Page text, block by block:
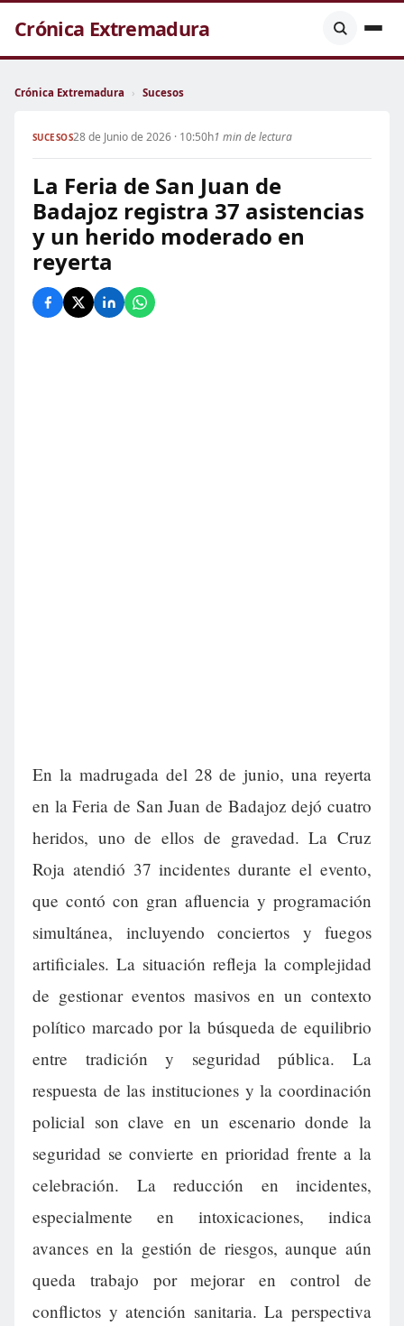
Crónica Extremadura
Crónica Extremadura › Sucesos
SUCESOS28 de Junio de 2026 · 10:50h1 min de lectura
La Feria de San Juan de
Badajoz registra 37 asistencias
y un herido moderado en
reyerta
En la madrugada del 28 de junio, una reyerta
en la Feria de San Juan de Badajoz dejó cuatro
heridos, uno de ellos de gravedad. La Cruz
Roja atendió 37 incidentes durante el evento,
que contó con gran afluencia y programación
simultánea, incluyendo conciertos y fuegos
artificiales. La situación refleja la complejidad
de gestionar eventos masivos en un contexto
político marcado por la búsqueda de equilibrio
entre tradición y seguridad pública. La
respuesta de las instituciones y la coordinación
policial son clave en un escenario donde la
seguridad se convierte en prioridad frente a la
celebración. La reducción en incidentes,
especialmente en intoxicaciones, indica
avances en la gestión de riesgos, aunque aún
queda trabajo por mejorar en control de
conflictos y atención sanitaria. La perspectiva